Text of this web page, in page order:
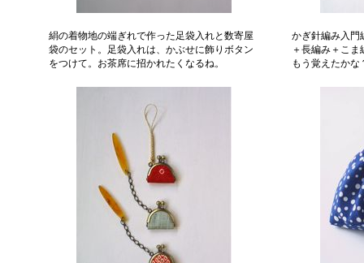
絹の着物地の端ぎれで作った足袋入れと数寄屋
袋のセット。足袋入れは、かぶせに飾りボタン
をつけて。お茶席に招かれたくなるね。
かぎ針編み入門
＋長編み＋こ
もう覚えたか